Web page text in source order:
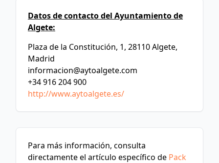
Datos de contacto del Ayuntamiento de
Algete:
Plaza de la Constitución, 1, 28110 Algete,
Madrid
informacion@aytoalgete.com
+34 916 204 900
http://www.aytoalgete.es/
Para más información, consulta
directamente el artículo específico de Pack